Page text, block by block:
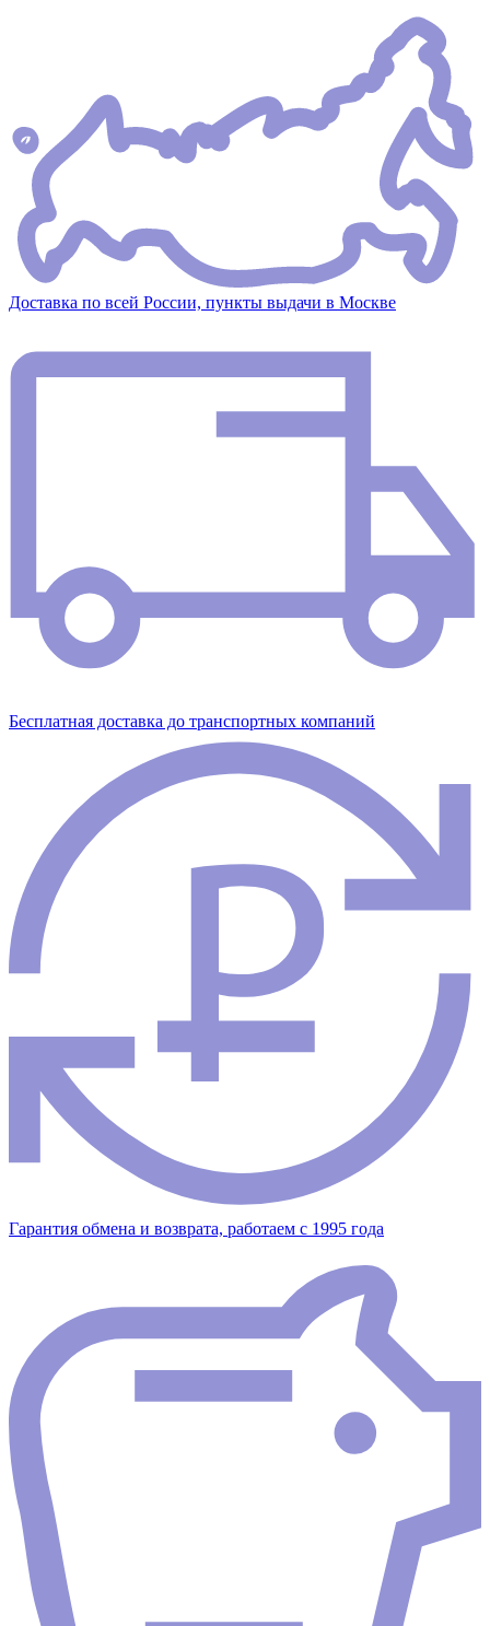
Доставка по всей России, пункты выдачи в Москве
Бесплатная доставка до транспортных компаний
Гарантия обмена и возврата, работаем с 1995 года